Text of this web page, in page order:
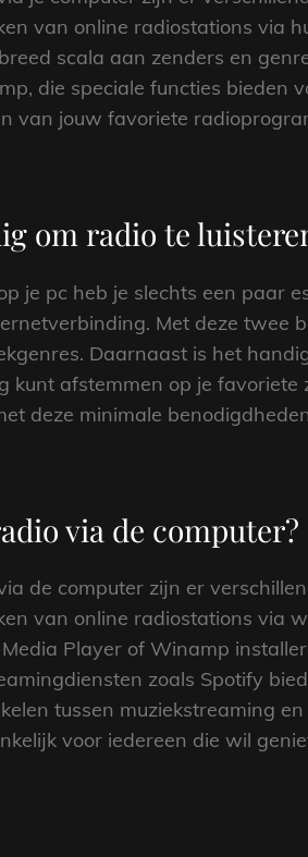
van online radiostations via
scala aan zenders en
die speciale functies bieden
van jouw favoriete
om radio te
je pc heb je slechts een paar
Met deze twee
Daarnaast is het
kunt afstemmen op je
deze minimale
via de computer?
de computer zijn er
van online radiostations via
Player of Winamp
zoals Spotify
tussen muziekstreaming
voor iedereen die wil